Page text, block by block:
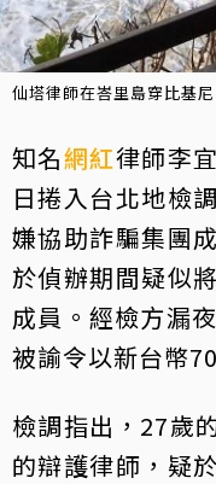
仙塔律師在峇里島穿比基
知名網紅律師李
日捲入台北地檢
嫌協助詐騙集團
於偵辦期間疑似
成員。經檢方漏
被諭令以新台幣
檢調指出，27歲
的辯護律師，疑